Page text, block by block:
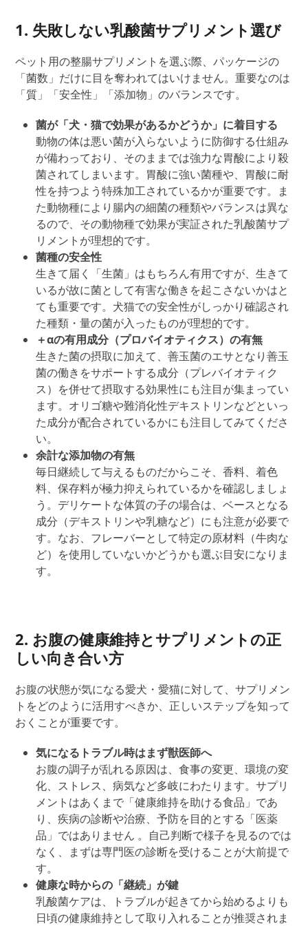
1. 失敗しない乳酸菌サプリメント選び
ペット用の整腸サプリメントを選ぶ際、パッケージの
「菌数」だけに目を奪われてはいけません。重要なのは
「質」
「安全性」 「添加物」のバランスです。
菌が「犬・猫で効果があるかどうか」に着目する
動物の体は悪い菌が入らないように防御する仕組み
が備わっており、そのままでは強力な胃酸により殺
菌されてしまいます。胃酸に強い菌種や、胃酸に耐
性を持つよう特殊加工されているかが重要です。ま
た動物種により腸内の細菌の種類やバランスは異な
るので、その動物種で効果が実証された乳酸菌サプ
リメントが理想的です。
菌種の安全性
生きて届く「生菌」はもちろん有用ですが、生きて
いるが故に菌として有害な働きを起こさないかはと
ても重要です。犬猫での安全性がしっかり確認され
た種類・量の菌が入ったものが理想的です。
＋αの有用成分（プロバイオティクス）の有無
生きた菌の摂取に加えて、善玉菌のエサとなり善玉
菌の働きをサポートする成分（プレバイオティク
ス）を併せて摂取する効果性にも注目が集まってい
ます。オリゴ糖や難消化性デキストリンなどといっ
た成分が配合されているかにも注目してみてくださ
い。
余計な添加物の有無
毎日継続して与えるものだからこそ、香料、着色
料、保存料が極力抑えられているかを確認しましょ
う。デリケートな体質の子の場合は、ベースとなる
成分（デキストリンや乳糖など）にも注意が必要で
す。なお、 フレーバーとして特定の原材料（牛肉な
ど）を使用していないかどうかも選ぶ目安になりま
す。
2. お腹の健康維持とサプリメントの正
しい向き合い方
お腹の状態が気になる愛犬・愛猫に対して、サプリメン
トをどのように活用すべきか、 正しいステップを知って
おくことが重要です。
気になるトラブル時はまず獣医師へ
お腹の調子が乱れる原因は、食事の変更、環境の変
化、ストレス、病気など多岐にわたります。サプリ
メントはあくまで「健康維持を助ける食品」であ
り、疾病の診断や治療、予防を目的とする「医薬
品」ではありません 。自己判断で様子を見るのでは
なく、まずは専門医の診断を受けることが大前提で
す。
健康な時からの「継続」が鍵
乳酸菌ケアは、トラブルが起きてから始めるよりも
日頃の健康維持として取り入れることが推奨されま